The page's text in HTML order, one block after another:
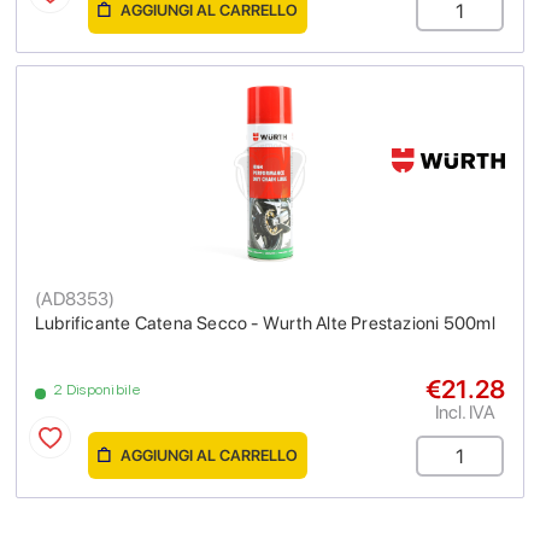
AGGIUNGI AL CARRELLO
Lubrificante Catena Secco - Wurth Alte Prestazioni 500ml
(AD8353)
2 Disponibile €21.28
Incl. IVA
AGGIUNGI AL CARRELLO